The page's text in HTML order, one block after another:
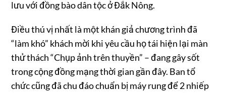
lưu với đồng bào dân tộc ở Đắk Nông.
Điều thú vị nhất là một khán giả chương trình đã
“làm khó” khách mời khi yêu cầu họ tái hiện lại màn
thử thách “Chụp ảnh trên thuyền” – đang gây sốt
trong cộng đồng mạng thời gian gần đây. Ban tổ
chức cũng đã chu đáo chuẩn bị máy rung để 2 nhiếp